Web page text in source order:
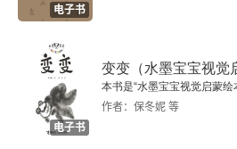
电子书
电子书
变变（水墨宝宝视觉
本书是“水墨宝宝视觉启蒙绘
作者：保冬妮 等